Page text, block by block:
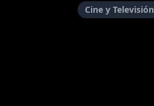
Cine y Televisión